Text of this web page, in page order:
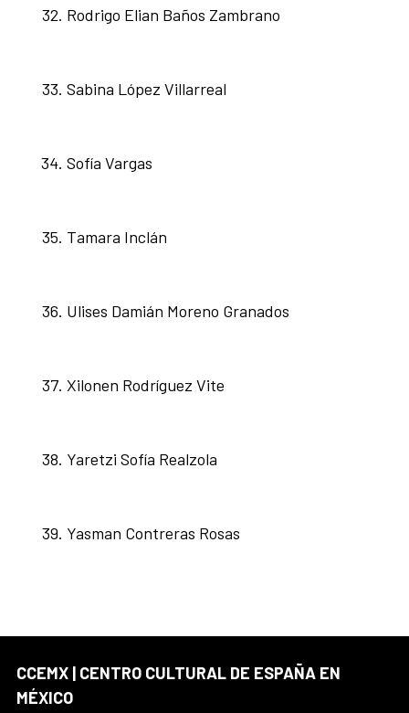
Rodrigo Elian Baños Zambrano
Sabina López Villarreal
Sofía Vargas
Tamara Inclán
Ulises Damián Moreno Granados
Xilonen Rodríguez Vite
Yaretzi Sofía Realzola
Yasman Contreras Rosas
CCEMX | CENTRO CULTURAL DE ESPAÑA EN
MÉXICO